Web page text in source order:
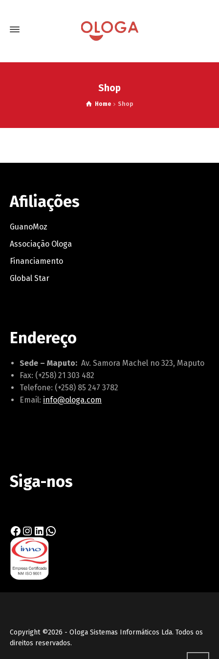
Shop
Home Shop
Afiliações
GuanoMoz
Associação Ologa
Financiamento
Global Star
Endereço
Sede – Maputo: Av. Samora Machel no 323, Maputo
Fax: (+258) 21 303 482
Telefone: (+258) 85 247 3782
Email: info@ologa.com
Siga-nos
Facebook Instagram LinkedIn WhatsApp
Copyright ©2026 - Ologa Sistemas Informáticos Lda. Todos os
direitos reservados.
Português